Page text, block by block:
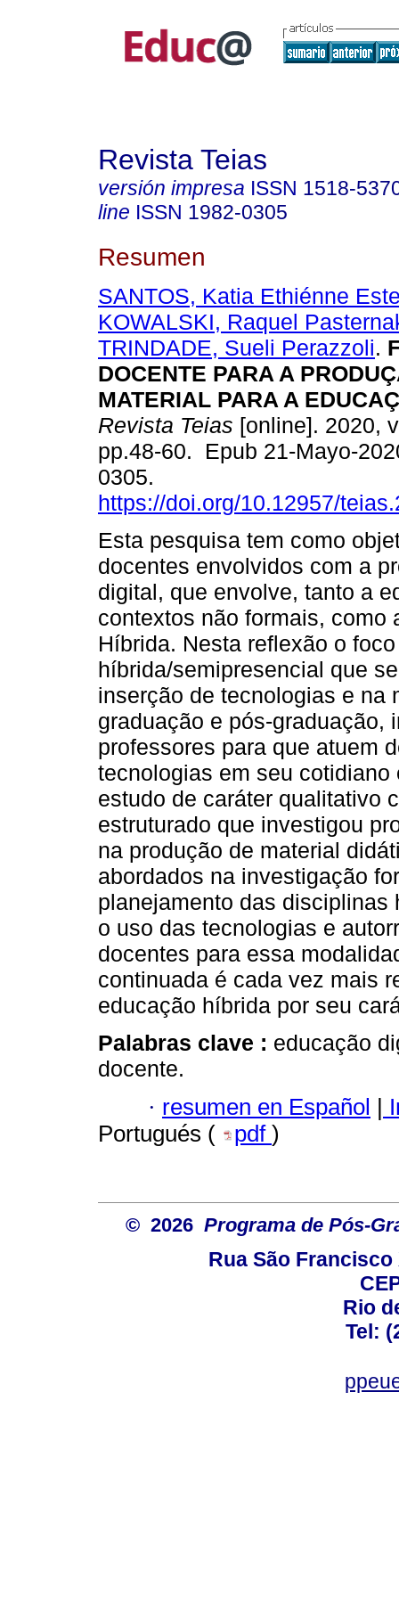
Revista Teias
versión impresa ISSN 1518-
line ISSN 1982-0305
Resumen
SANTOS, Katia Ethiénne
KOWALSKI, Raquel
TRINDADE, Sueli Perazzoli.
DOCENTE PARA A
MATERIAL PARA A
Revista Teias [online]. 2020,
pp.48-60. Epub 21-Mayo-
0305.
https://doi.org/10.12957/
Esta pesquisa tem como
docentes envolvidos com a
digital, que envolve, tanto a
contextos não formais, como
Híbrida. Nesta reflexão o
híbrida/semipresencial que
inserção de tecnologias e na
graduação e pós-graduação,
professores para que atuem
tecnologias em seu
estudo de caráter qualitativo
estruturado que investigou
na produção de material
abordados na investigação
planejamento das
o uso das tecnologias e
docentes para essa
continuada é cada vez mais
educação híbrida por seu
Palabras clave : educação
docente.
· resumen en Español |
Portugués (
pdf )
© 2026 Programa de Pós-
Rua São Francisco
Rio
Tel: